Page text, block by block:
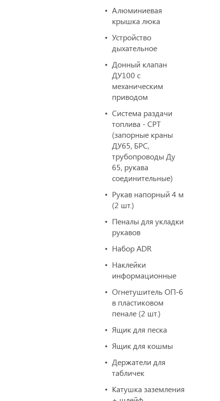
Алюминиевая
крышка люка
Устройство
дыхательное
Донный клапан
ДУ100 с
механическим
приводом
Система раздачи
топлива - СРТ
(запорные краны
ДУ65, БРС,
трубопроводы Ду
65, рукава
соединительные)
Рукав напорный 4 м
(2 шт.)
Пеналы для укладки
рукавов
Набор ADR
Наклейки
информационные
Огнетушитель ОП-6
в пластиковом
пенале (2 шт.)
Ящик для песка
Ящик для кошмы
Держатели для
табличек
Катушка заземления